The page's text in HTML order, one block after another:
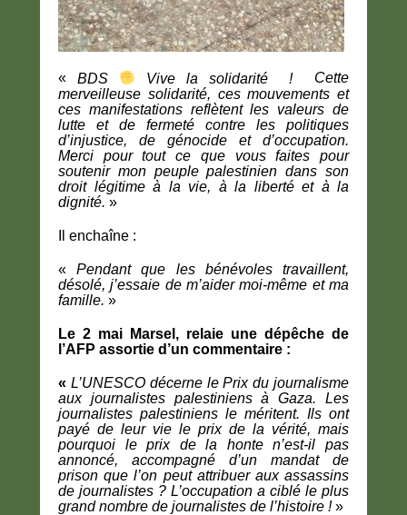
« BDS Vive la solidarité ! Cette
merveilleuse solidarité, ces mouvements et
ces manifestations reflètent les valeurs de
lutte et de fermeté contre les politiques
d’injustice, de génocide et d’occupation.
Merci pour tout ce que vous faites pour
soutenir mon peuple palestinien dans son
droit légitime à la vie, à la liberté et à la
dignité. »
Il enchaîne :
«Pendant que les bénévoles travaillent,
désolé, j’essaie de m’aider moi-même et ma
famille. »
Le 2 mai Marsel, relaie une dépêche de
l’AFP assortie d’un commentaire :
« L’UNESCO décerne le Prix du journalisme
aux journalistes palestiniens à Gaza. Les
journalistes palestiniens le méritent. Ils ont
payé de leur vie le prix de la vérité, mais
pourquoi le prix de la honte n’est-il pas
annoncé, accompagné d’un mandat de
prison que l’on peut attribuer aux assassins
de journalistes ? L’occupation a ciblé le plus
grand nombre de journalistes de l’histoire !»